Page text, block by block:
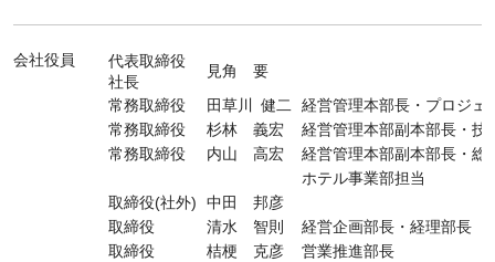
会社役員
代表取締役
社長
見角 要
常務取締役 田草川 健二
経営管理本部長・プロジェ
常務取締役
杉林 義宏
経営管理本部副本部長・技
常務取締役
内山 高宏
経営管理本部副本部長・総
ホテル事業部担当
取締役(社外)
中田 邦彦
取締役
清水 智則
経営企画部長・経理部長
取締役
桔梗 克彦
営業推進部長